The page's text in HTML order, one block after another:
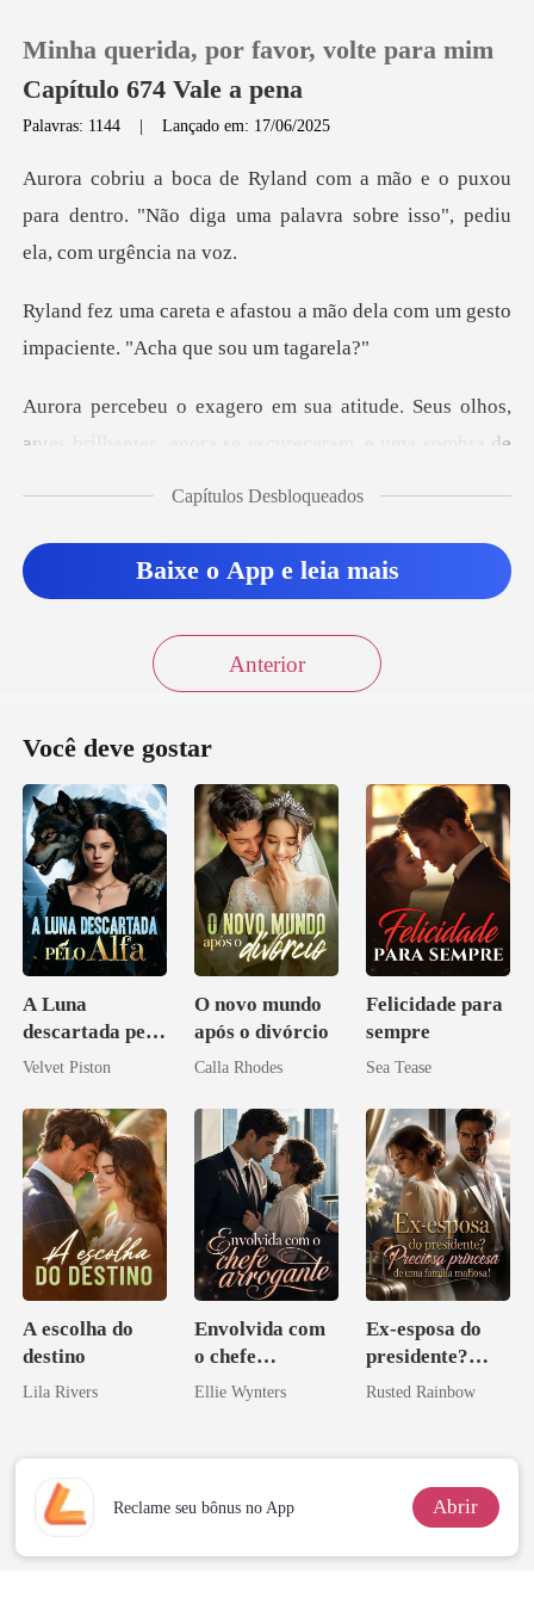
0
Histórico
Minha querida, por favor, volte para mim
Capítulo 674 Vale a pena
Palavras: 1144 |Lançado em: 17/06/2025
o puxou
para dentro. "Não diga uma palavra
a mão dela com um gesto
impaci
e. Seus olhos,
antes brilhantes, agora
Capítulos Desbloqueados
Baixe o App e leia mais
Anterior
Você deve gostar
A Luna
descartada pelo
Alfa
Velvet Piston
O novo mundo
após o divórcio
Calla Rhodes
Felicidade para
sempre
Sea Tease
A escolha do
destino
Lila Rivers
Envolvida com
o chefe
arrogante
Ellie Wynters
Ex-esposa do
presidente?
Preciosa
mafiosa!
Rusted Rainbow
Reclame seu bônus no App Abrir